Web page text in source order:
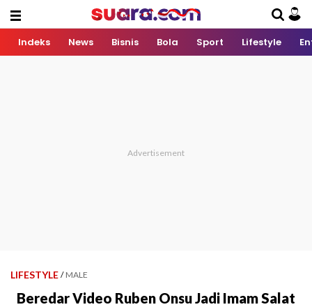
Indeks News Bisnis Bola Sport Lifestyle
LIFESTYLE / MALE
Beredar Video Ruben Onsu Jadi Imam Salat